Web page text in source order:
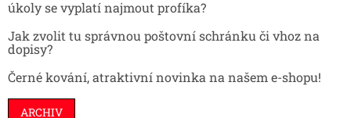
úkoly se vyplatí najmout profíka?
Jak zvolit tu správnou poštovní schránku či vhoz na
dopisy?
Černé kování, atraktivní novinka na našem e-shopu!
ARCHIV